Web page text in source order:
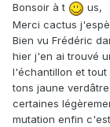
Bonsoir à t
us,
Merci cactus
Bien vu Frédéric
hier j'en ai trouvé
l'échantillon et tout
tons jaune
certaines
mutation enfin